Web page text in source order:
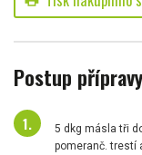
Postup přípravy
5 dkg másla tři
pomeranč. trestí